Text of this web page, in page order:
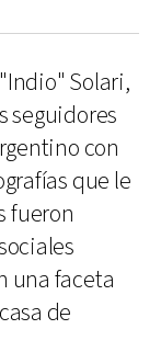
Solari,
seguidores
con
que le
fueron
una faceta
de